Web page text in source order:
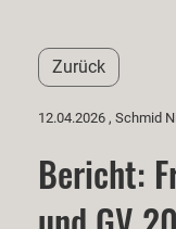
Zurück
12.04.2026 , Schmid
Bericht: